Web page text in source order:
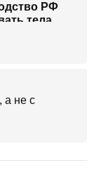
РФ
тела
на
а не с